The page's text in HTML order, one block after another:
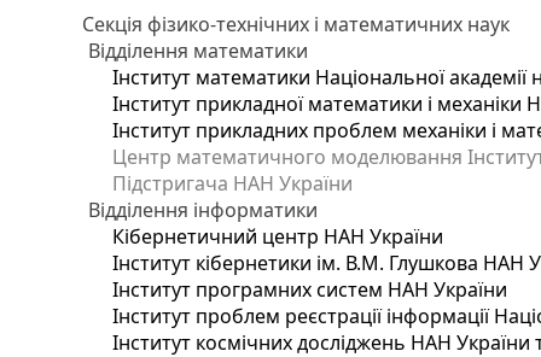
Секція фізико-технічних і математичних наук
Відділення математики
Інститут математики Національної академії
Інститут прикладної математики і механіки
Інститут прикладних проблем механіки і
Центр математичного моделювання
Підстригача НАН України
Відділення інформатики
Кібернетичний центр НАН України
Інститут кібернетики ім. В.М. Глушкова НАН
Інститут програмних систем НАН України
Інститут проблем реєстрації інформації
Інститут космічних досліджень НАН України